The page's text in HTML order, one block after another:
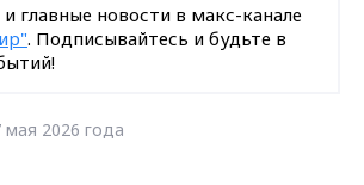
главные новости в макс-канале
. Подписывайтесь и будьте в
2026 года